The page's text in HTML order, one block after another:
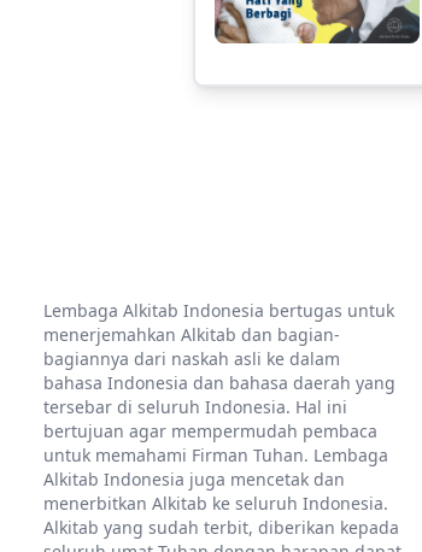
Lembaga Alkitab Indonesia bertugas untuk
menerjemahkan Alkitab dan bagian-
bagiannya dari naskah asli ke dalam
bahasa Indonesia dan bahasa daerah yang
tersebar di seluruh Indonesia. Hal ini
bertujuan agar mempermudah pembaca
untuk memahami Firman Tuhan. Lembaga
Alkitab Indonesia juga mencetak dan
menerbitkan Alkitab ke seluruh Indonesia.
Alkitab yang sudah terbit, diberikan kepada